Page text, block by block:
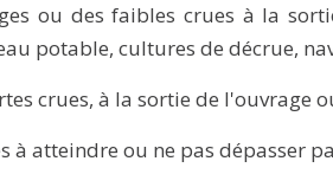
ou des faibles crues à la
potable, cultures de décrue,
crues, à la sortie de l'ouvrage
à atteindre ou ne pas dépasser